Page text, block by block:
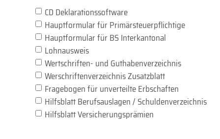
CD Deklarationssoftware
Hauptformular für Primärsteuerpflichtige
Hauptformular für BS Interkantonal
Lohnausweis
Wertschriften- und Guthabenverzeichnis
Werschriftenverzeichnis Zusatzblatt
Fragebogen für unverteilte Erbschaften
Hilfsblatt Berufsauslagen / Schuldenverzeichnis
Hilfsblatt Versicherungsprämien